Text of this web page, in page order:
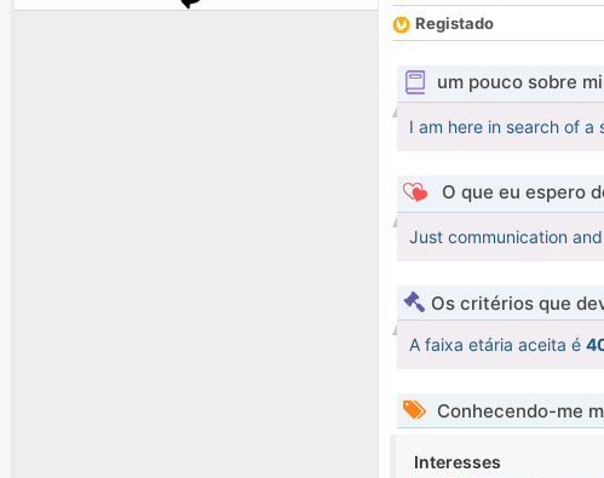
Registado
um pouco sobre
I am here in search of
O que eu espero
Just communication
Os critérios que
A faixa etária aceita é
Conhecendo-me
Interesses